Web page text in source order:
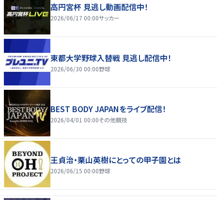
高円宮杯 見逃し動画配信中！
2026/06/17 00:00サッカー
東都大学野球入替戦 見逃し配信中！
2026/06/30 00:00野球
BEST BODY JAPANをライブ配信！
2026/04/01 00:00その他競技
王貞治・栗山英樹にとっての甲子園とは
2026/06/15 00:00野球